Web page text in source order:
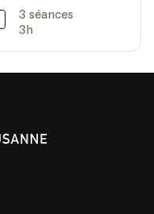
Séances
3 séances
3h